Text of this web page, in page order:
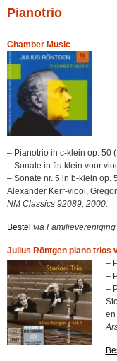
Pianotrio
Chamber Music
– Pianotrio in c-klein op. 50
– Sonate in fis-klein voor
– Sonate nr. 5 in b-klein op.
Alexander Kerr-viool,
NM Classics 92089, 2000.
Bestel via
Julius Röntgen piano trios
–
–
–
en